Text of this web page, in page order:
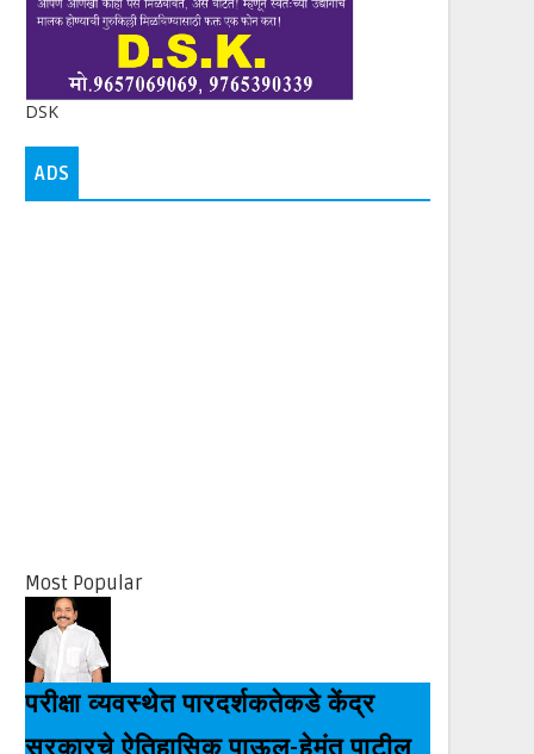
DSK
ADS
Most Popular
परीक्षा व्यवस्थेत पारदर्शकतेकडे केंद्र